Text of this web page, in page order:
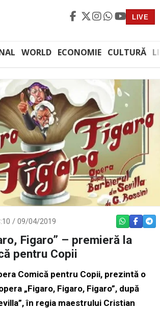
LIVE
WORLD ECONOMIE CULTURĂ
/ 09/04/2019 WHATSAPP
Figaro” – premieră la
pentru Copii
Comică pentru Copii, prezintă o
„Figaro, Figaro, Figaro”, după
în regia maestrului Cristian